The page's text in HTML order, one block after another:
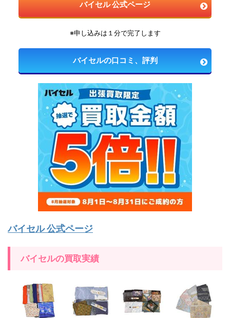
バイセル 公式ページ
※申し込みは１分で完了します
バイセルの口コミ、評判
バイセル 公式ページ
バイセルの買取実績